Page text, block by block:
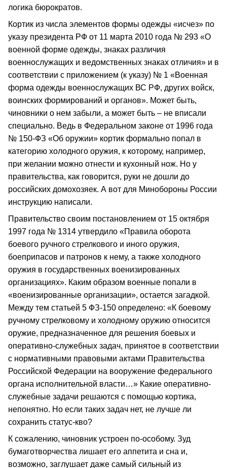
логика бюрократов.
Кортик из числа элементов формы одежды «исчез» по
указу президента РФ от 11 марта 2010 года № 293 «О
военной форме одежды, знаках различия
военнослужащих и ведомственных знаках отличия» и в
соответствии с приложением (к указу) № 1 «Военная
форма одежды военнослужащих ВС РФ, других войск,
воинских формирований и органов». Может быть,
чиновники о нем забыли, а может быть – не вписали
специально. Ведь в Федеральном законе от 1996 года
№ 150-ФЗ «Об оружии» кортик формально попал в
категорию холодного оружия, к которому, например,
при желании можно отнести и кухонный нож. Но у
правительства, как говорится, руки не дошли до
российских домохозяек. А вот для Минобороны России
инструкцию написали.
Правительство своим постановлением от 15 октября
1997 года № 1314 утвердило «Правила оборота
боевого ручного стрелкового и иного оружия,
боеприпасов и патронов к нему, а также холодного
оружия в государственных военизированных
организациях». Каким образом военные попали в
«военизированные организации», остается загадкой.
Между тем статьей 5 ФЗ-150 определено: «К боевому
ручному стрелковому и холодному оружию относится
оружие, предназначенное для решения боевых и
оперативно-служебных задач, принятое в соответствии
с нормативными правовыми актами Правительства
Российской Федерации на вооружение федерального
органа исполнительной власти…» Какие оперативно-
служебные задачи решаются с помощью кортика,
непонятно. Но если таких задач нет, не лучше ли
сохранить статус-кво?
К сожалению, чиновник устроен по-особому. Зуд
бумаготворчества лишает его аппетита и сна и,
возможно, заглушает даже самый сильный из